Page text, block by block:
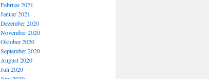
Februar 2021
Januar 2021
Dezember 2020
November 2020
Oktober 2020
September 2020
August 2020
Juli 2020